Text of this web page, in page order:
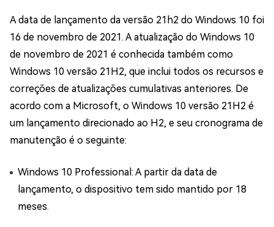
A data de lançamento da versão 21h2 do Windows 10 foi
16 de novembro de 2021. A atualização do Windows 10
de novembro de 2021 é conhecida também como
Windows 10 versão 21H2, que inclui todos os recursos e
correções de atualizações cumulativas anteriores. De
acordo com a Microsoft, o Windows 10 versão 21H2 é
um lançamento direcionado ao H2, e seu cronograma de
manutenção é o seguinte:
Windows 10 Professional: A partir da data de
lançamento, o dispositivo tem sido mantido por 18
meses.